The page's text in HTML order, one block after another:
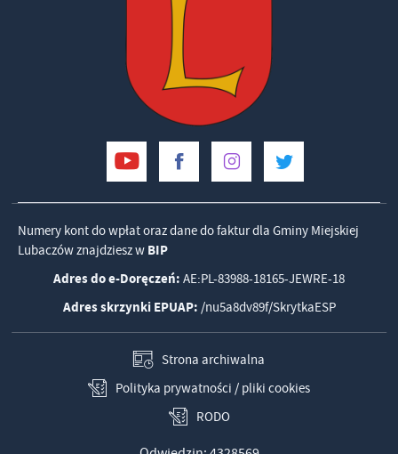
Numery kont do wpłat oraz dane do faktur dla Gminy Miejskiej
Lubaczów znajdziesz w BIP
Adres do e-Doręczeń: AE:PL-83988-18165-JEWRE-18
Adres skrzynki EPUAP: /nu5a8dv89f/SkrytkaESP
Strona archiwalna
Polityka prywatności / pliki cookies
RODO